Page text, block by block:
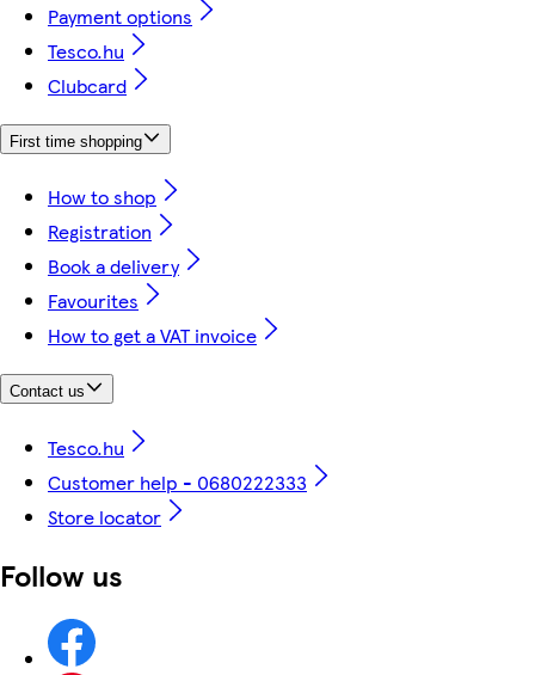
Payment options
Tesco.hu
Clubcard
First time shopping
How to shop
Registration
Book a delivery
Favourites
How to get a VAT invoice
Contact us
Tesco.hu
Customer help - 0680222333
Store locator
Follow us